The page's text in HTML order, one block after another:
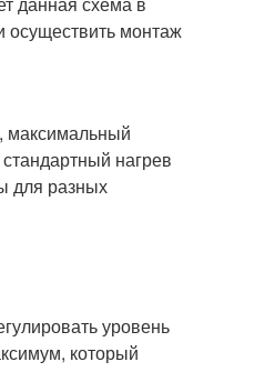
осуществить монтаж
максимальный
нагрев
для разных
уровень
который